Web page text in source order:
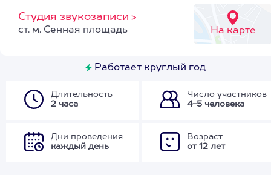
Студия звукозаписи >
На карте
ст. м. Сенная площадь
Работает круглый год
Длительность
2 часа
Число участников
4-5 человека
Дни проведения
каждый день
Возраст
от 12 лет